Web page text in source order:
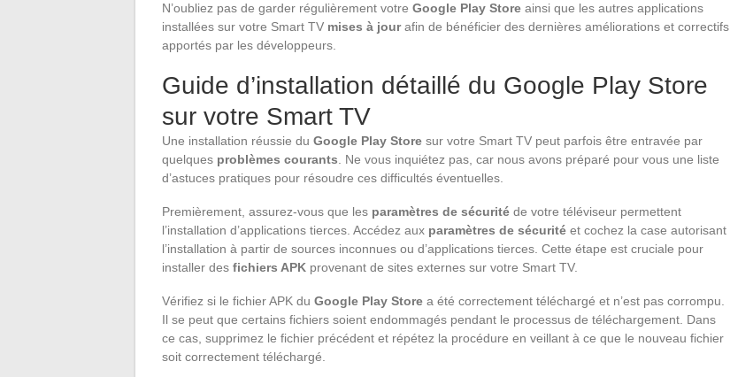
N’oubliez pas de garder régulièrement votre Google Play Store ainsi que les autres applications
installées sur votre Smart TV mises à jourafin de bénéficier des dernières améliorations et correctifs
apportés par les développeurs.
Guide d’installation détaillé du Google Play Store
sur votre Smart TV
Une installation réussie du Google Play Store sur votre Smart TV peut parfois être entravée par
quelques problèmes courants . Ne vous inquiétez pas, car nous avons préparé pour vous une liste
d’astuces pratiques pour résoudre ces difficultés éventuelles.
Premièrement, assurez-vous que les paramètres de sécurité de votre téléviseur permettent
l’installation d’applications tierces. Accédez aux paramètres de sécurité et cochez la case autorisant
l’installation à partir de sources inconnues ou d’applications tierces. Cette étape est cruciale pour
installer des fichiers APK provenant de sites externes sur votre Smart TV.
Vérifiez si le fichier APK du Google Play Store a été correctement téléchargé et n’est pas corrompu.
Il se peut que certains fichiers soient endommagés pendant le processus de téléchargement. Dans
ce cas, supprimez le fichier précédent et répétez la procédure en veillant à ce que le nouveau fichier
soit correctement téléchargé.